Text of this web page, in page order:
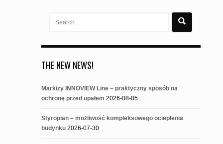
THE NEW NEWS!
Markizy INNOVIEW Line – praktyczny sposób na
ochronę przed upałem 2026-08-05
Styropian – możliwość kompleksowego ocieplenia
budynku 2026-07-30